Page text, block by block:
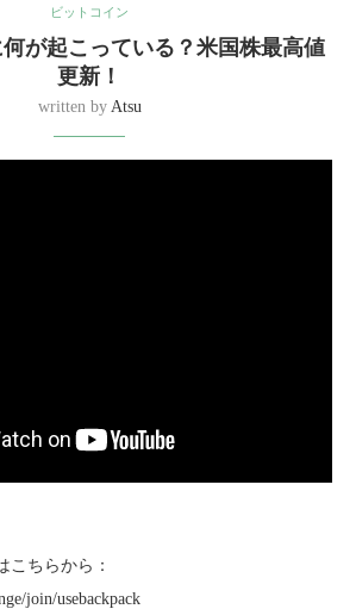
ビットコイン
が起こっている？米国株最高値
更新！
written by Atsu
こちらから：
join/usebackpack